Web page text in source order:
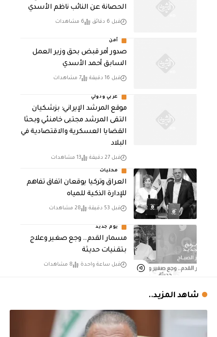
الحصانة عن النائب ناظم الأسدي
قبل 6 دقائق 6 مشاهدات
أمن
صدور أمر قبض بحق وزير العمل
السابق أحمد الأسدي
قبل 16 دقيقة 7 مشاهدات
عربي ودولي
موقع المرشد الإيراني: بزشكيان
التقى المرشد مجتبى خامنئي وبحثا
القضايا العسكرية والاقتصادية في
البلاد
قبل 27 دقيقة 13 مشاهدات
محليات
العراق وتركيا يوقعان اتفاق تفاهم
للإدارة الذكية للمياه
قبل 53 دقيقة 28 مشاهدات
يوم جديد
مسمار القدم.. وجع صغير وعلاج
بتقنيات حديثة
قبل ساعة واحدة 8 مشاهدات
شاهد المزيد..